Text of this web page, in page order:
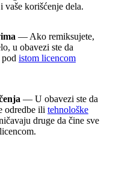
vaše korišćenje dela.
— Ako remiksujete,
u obavezi ste da
istom licencom
— U obavezi ste da
odredbe ili tehnološke
druge da čine sve